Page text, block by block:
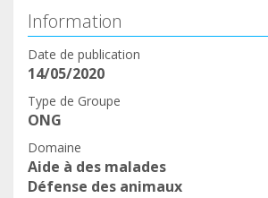
Information
Date de publication
14/05/2020
Type de Groupe
ONG
Domaine
Aide à des malades
Défense des animaux